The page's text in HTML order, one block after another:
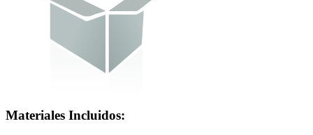
Materiales Incluidos: